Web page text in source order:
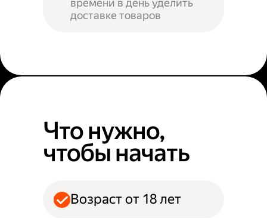
доставке товаров
Что нужно,
чтобы начать
Возраст от 18 лет